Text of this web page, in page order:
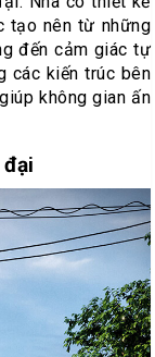
tạo nên từ những
đến cảm giác tự
các kiến trúc bên
không gian ấn